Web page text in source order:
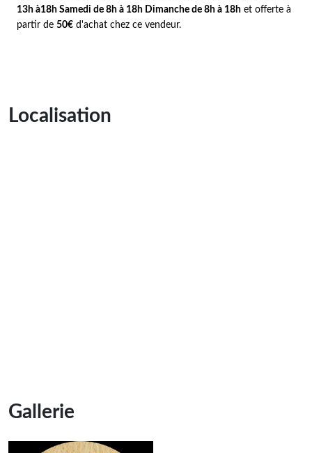
13h à18h Samedi de 8h à 18h Dimanche de 8h à 18h et offerte à
partir de 50€ d'achat chez ce vendeur.
Localisation
Gallerie